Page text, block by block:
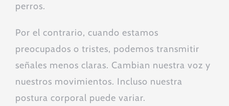
perros.
Por el contrario, cuando estamos
preocupados o tristes, podemos transmitir
señales menos claras. Cambian nuestra voz y
nuestros movimientos. Incluso nuestra
postura corporal puede variar.